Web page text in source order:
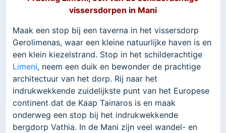
vissersdorpen in Mani
Maak een stop bij een taverna in het vissersdorp
Gerolimenas, waar een kleine natuurlijke haven is en
een klein kiezelstrand. Stop in het schilderachtige
Limeni, neem een duik en bewonder de prachtige
architectuur van het dorp. Rij naar het
indrukwekkende zuidelijkste punt van het Europese
continent dat de Kaap Tainaros is en maak
onderweg een stop bij het indrukwekkende
bergdorp Vathia. In de Mani zijn veel wandel- en